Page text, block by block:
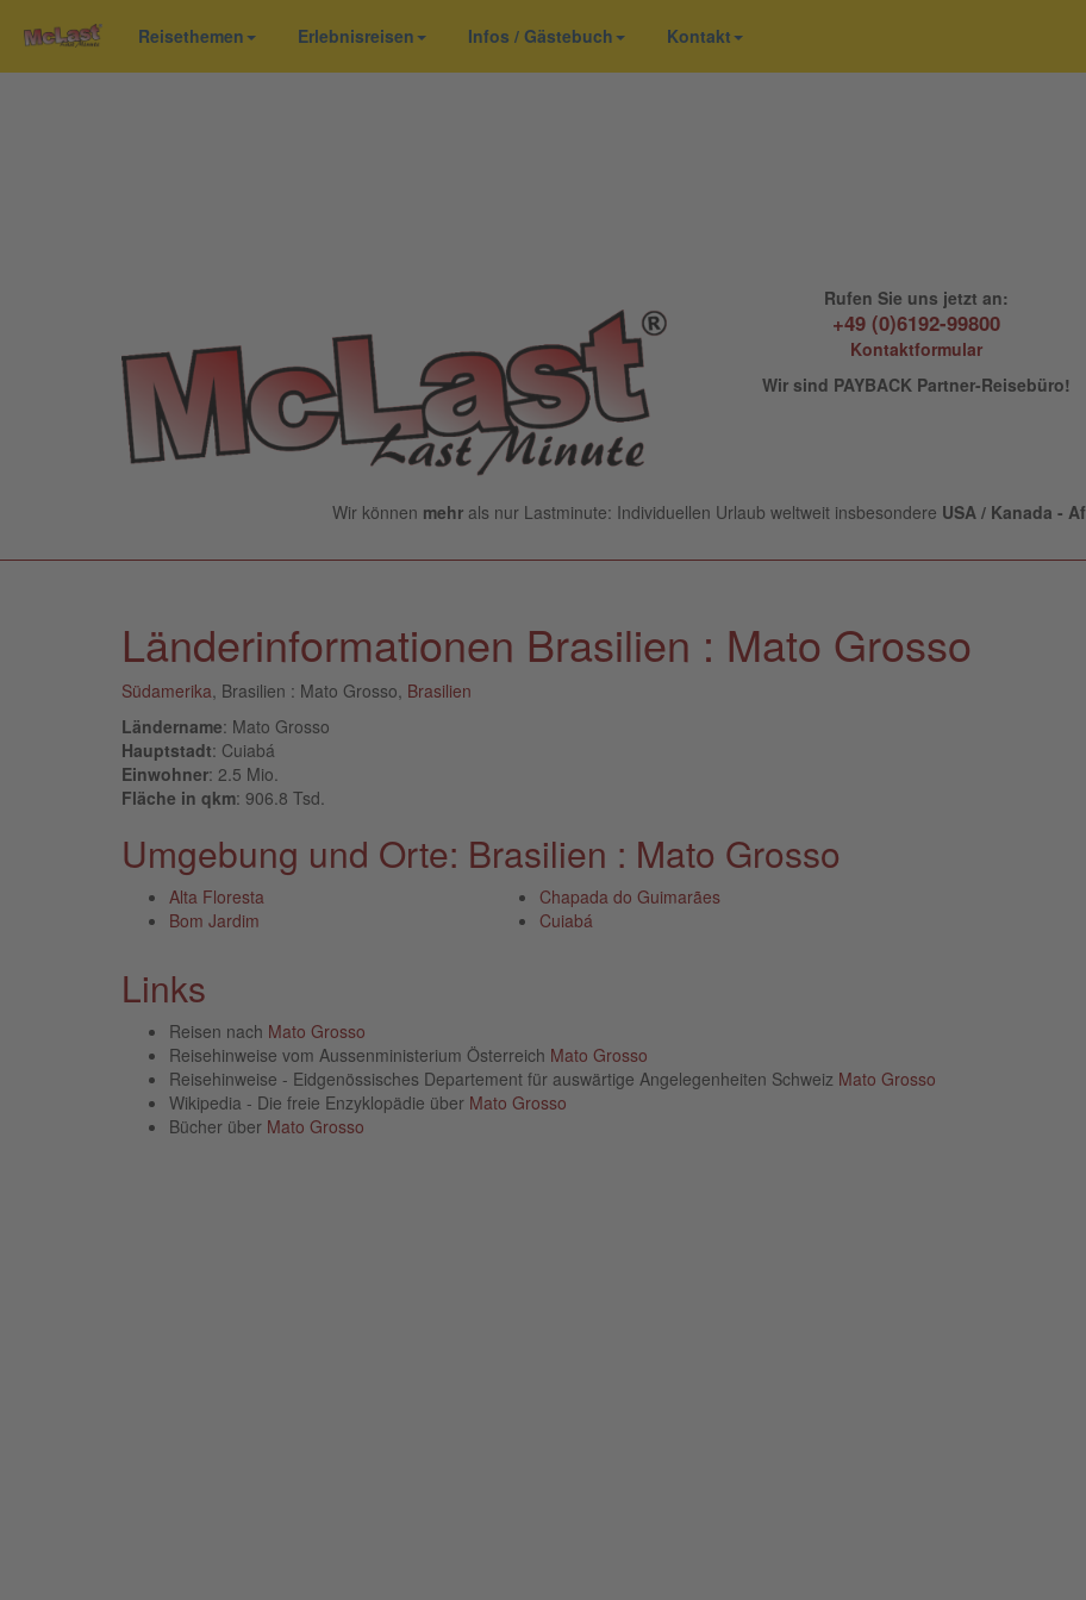
Rufen Sie uns jetzt an:
+49 (0)6192-99800
Kontaktformular
Wir sind PAYBACK Partner-Reisebüro!
Wir können mehrals nur Lastminute: Individuellen Urlaub weltweit insbesondere USA / Kanada -
Reisethemen Erlebnisreisen Infos / Gästebuch Kontakt
Länderinformationen Brasilien : Mato Grosso
Südamerika , Brasilien : Mato Grosso, Brasilien
Ländername: Mato Grosso
Hauptstadt: Cuiabá
Einwohner: 2.5 Mio.
Fläche in qkm: 906.8 Tsd.
Umgebung und Orte: Brasilien : Mato Grosso
Alta Floresta
Bom Jardim
Chapada do Guimarães
Cuiabá
Links
Reisen nach Mato Grosso
Reisehinweise vom Aussenministerium Österreich Mato Grosso
Reisehinweise - Eidgenössisches Departement für auswärtige Angelegenheiten Schweiz Mato Grosso
Wikipedia - Die freie Enzyklopädie über Mato Grosso
Bücher über Mato Grosso